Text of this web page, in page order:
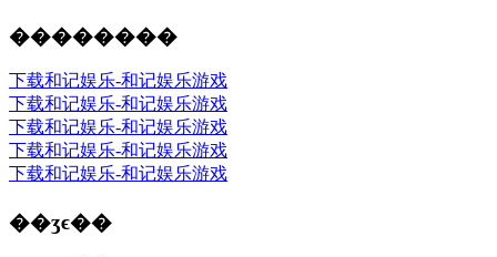
��������
下载和记娱乐-和记娱乐游戏
下载和记娱乐-和记娱乐游戏
下载和记娱乐-和记娱乐游戏
下载和记娱乐-和记娱乐游戏
下载和记娱乐-和记娱乐游戏
��ʒϵ��